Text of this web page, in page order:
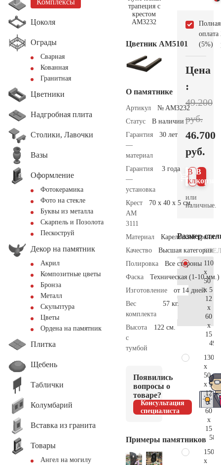
Комплексы
Цоколя
Ограды
Сварная
Кованная
Гранитная
Цветники
Надгробная плита
Столики, Лавочки
Вазы
Оформление
Фотокерамика
Фото на стекле
Буквы из металла
Скарпель и Позолота
Пескоструй
Декор на памятник
Акрил
Композитные цветы
Бронза
Металл
Скульптура
Цветы
Ордена на памятник
Плитка
Щебень
Таблички
Колумбарий
Вставка из гранита
Товары
Ангел на могилу
Цветник АМ5101
О памятнике
Артикул
№ AM3232
Статус
В наличии
Гарантия
—
материал
30 лет
Гарантия
—
установка
3 года
Крест
AM
3111
70 x 40 x 5 см.
Материал
Карельский гранит
Качество
Высшая категория
Полировка
Все стороны
Фаска
Техническая (1-10 мм.)
Изготовление
от 14 дней
Вес
комплекта
57 кг.
Высота
с
тумбой
122 см.
Появились
вопросы о
товаре?
Консультация
специалиста
Примеры памятников
Полная
оплата
(5%)
Цена
:
49.200
руб.
46.700
руб.
В
В 1
клик
или
наличные.
Размер
110
x
50
x 5
12
x
60
x
15
130
x
50
x 5
12
x
60
x
15
150
x